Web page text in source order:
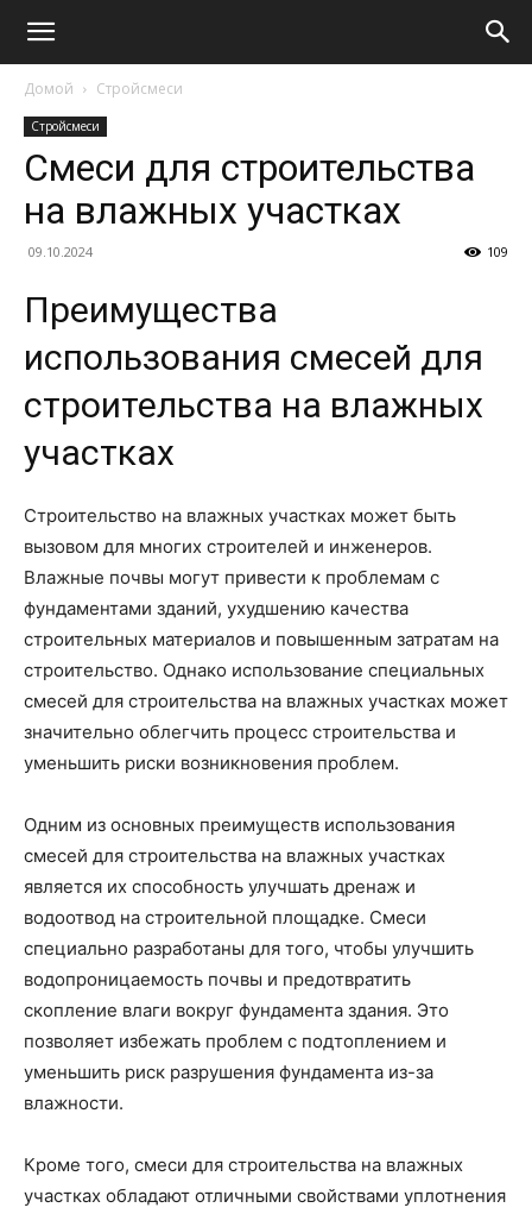
Домой Стройсмеси
Стройсмеси
Смеси для строительства
на влажных участках
09.10.2024 109
Преимущества
использования смесей для
строительства на влажных
участках
Строительство на влажных участках может быть
вызовом для многих строителей и инженеров.
Влажные почвы могут привести к проблемам с
фундаментами зданий, ухудшению качества
строительных материалов и повышенным затратам на
строительство. Однако использование специальных
смесей для строительства на влажных участках может
значительно облегчить процесс строительства и
уменьшить риски возникновения проблем.
Одним из основных преимуществ использования
смесей для строительства на влажных участках
является их способность улучшать дренаж и
водоотвод на строительной площадке. Смеси
специально разработаны для того, чтобы улучшить
водопроницаемость почвы и предотвратить
скопление влаги вокруг фундамента здания. Это
позволяет избежать проблем с подтоплением и
уменьшить риск разрушения фундамента из-за
влажности.
Кроме того, смеси для строительства на влажных
участках обладают отличными свойствами уплотнения